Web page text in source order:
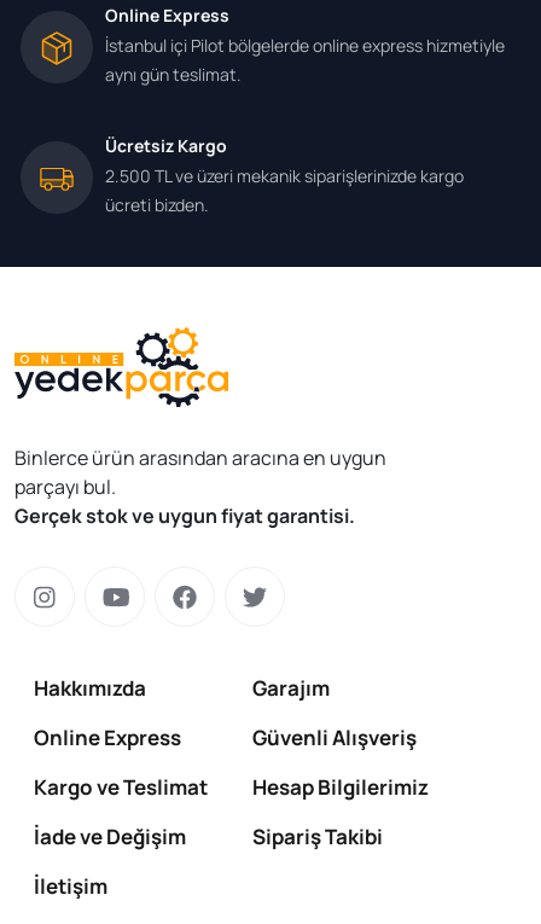
Online Express
İstanbul içi Pilot bölgelerde online express hizmetiyle
aynı gün teslimat.
Ücretsiz Kargo
2.500 TL ve üzeri mekanik siparişlerinizde kargo
ücreti bizden.
Binlerce ürün arasından aracına en uygun
parçayı bul.
Gerçek stok ve uygun fiyat garantisi.
Hakkımızda
Garajım
Online Express
Güvenli Alışveriş
Kargo ve Teslimat
Hesap Bilgilerimiz
İade ve Değişim
Sipariş Takibi
İletişim